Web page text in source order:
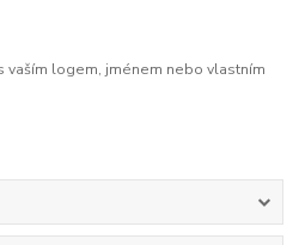
vaším logem, jménem nebo vlastním